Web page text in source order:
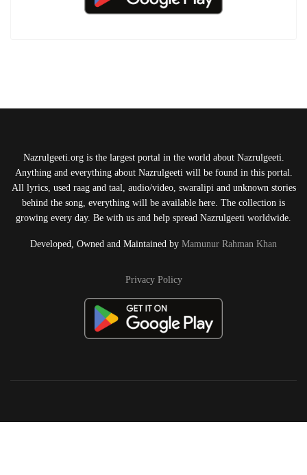
Nazrulgeeti.org is the largest portal in the world about Nazrulgeeti.
Anything and everything about Nazrulgeeti will be found in this portal.
All lyrics, used raag and taal, audio/video, swaralipi and unknown stories
behind the song, everything will be available here. The collection is
growing every day. Be with us and help spread Nazrulgeeti worldwide.
Developed, Owned and Maintained by Mamunur Rahman Khan
Privacy Policy